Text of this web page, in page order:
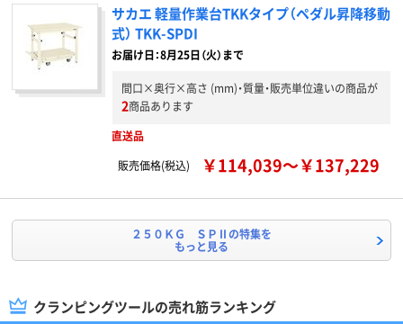
サカエ 軽量作業台TKKタイプ（ペダル昇降移動
式） TKK-SPDI
お届け日：8月25日（火）まで
間口×奥行×高さ (mm)・質量・販売単位違いの商品が
2商品あります
直送品
販売価格(税込)
￥114,039～￥137,229
２５０ＫＧ ＳＰⅡの特集を
もっと見る
クランピングツールの売れ筋ランキング